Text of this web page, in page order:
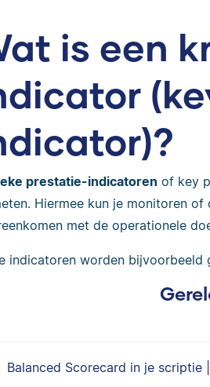
is een
prestatie-indicatoren of key
Hiermee kun je monitoren
met de operationele
indicatoren worden bijvoorbeeld
Balanced Scorecard in je scriptie